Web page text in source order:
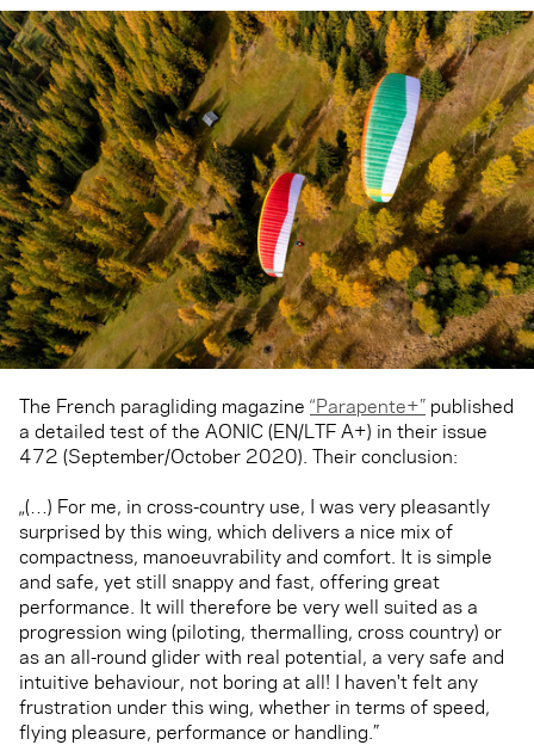
The French paragliding magazine “Parapente+” published
a detailed test of the AONIC (EN/LTF A+) in their issue
472 (September/October 2020). Their conclusion:
„(…) For me, in cross-country use, I was very pleasantly
surprised by this wing, which delivers a nice mix of
compactness, manoeuvrability and comfort. It is simple
and safe, yet still snappy and fast, offering great
performance. It will therefore be very well suited as a
progression wing (piloting, thermalling, cross country) or
as an all-round glider with real potential, a very safe and
intuitive behaviour, not boring at all! I haven't felt any
frustration under this wing, whether in terms of speed,
flying pleasure, performance or handling.”